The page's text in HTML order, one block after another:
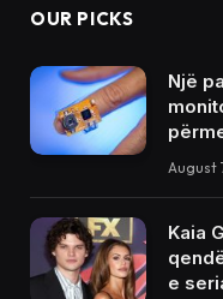
OUR PICKS
Një
August
Kaia
e